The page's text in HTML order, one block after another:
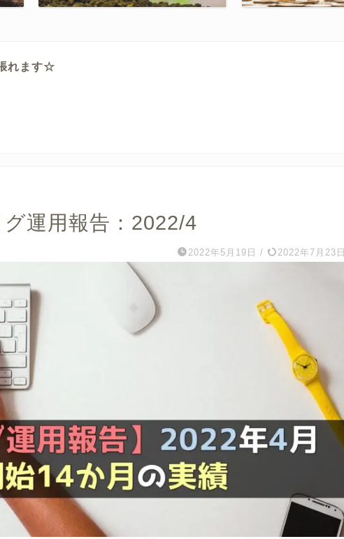
れます☆
グ運用報告：2022/4
2022年5月19日 / 2022年7月23日